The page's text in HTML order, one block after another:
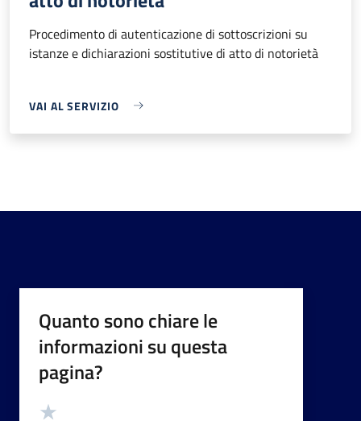
Procedimento di autenticazione di sottoscrizioni su
istanze e dichiarazioni sostitutive di atto di notorietà
VAI AL SERVIZIO
Quanto sono chiare le
informazioni su questa
pagina?
Valutazione